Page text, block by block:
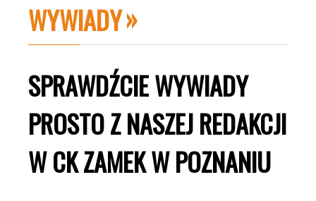
WYWIADY
SPRAWDŹCIE WYWIADY
PROSTO Z NASZEJ REDAKCJI
W CK ZAMEK W POZNANIU